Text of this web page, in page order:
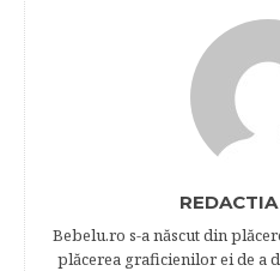
Bebelu.ro s-a născut din
plăcerea graficienilor ei de a